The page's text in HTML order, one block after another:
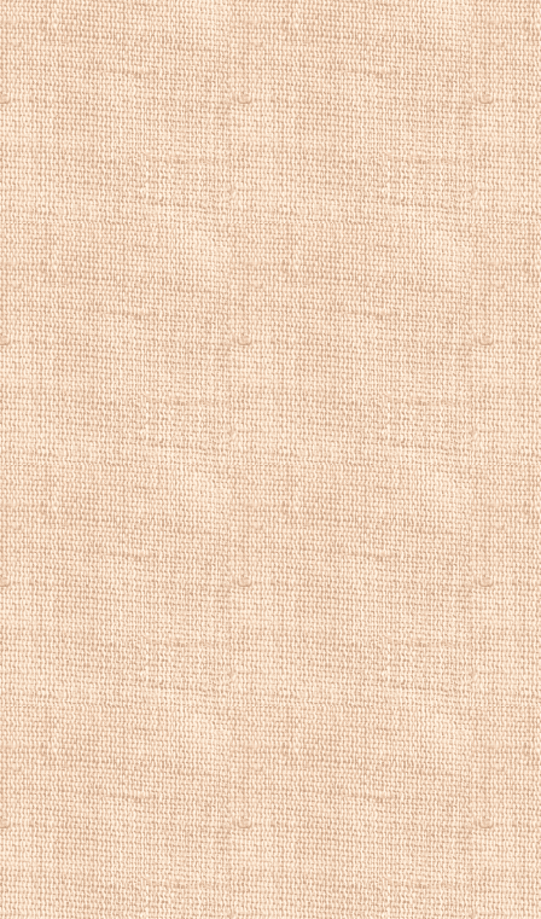
Купить картины
репродукции